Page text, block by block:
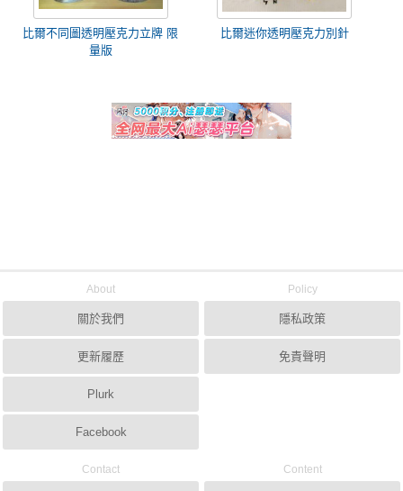
比爾不同圖透明壓克力立牌 限
量版
比爾迷你透明壓克力別針
About
關於我們
更新履歷
Plurk
Facebook
Policy
隱私政策
免責聲明
Contact Content